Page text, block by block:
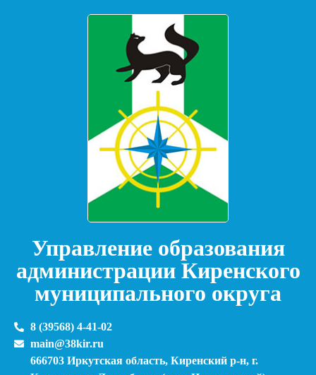
Управление образования
администрации Киренского
муниципального округа
8 (39568) 4-41-02
main@38kir.ru
666703 Иркутская область, Киренский р-н, г.